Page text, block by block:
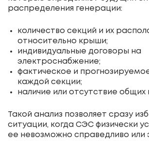
распределения генерации:
количество секций и их
относительно крыши;
индивидуальные договоры на
электроснабжение;
фактическое и
каждой секции;
наличие или отсутствие общих
Такой анализ позволяет сразу
ситуации, когда СЭС физически
ее невозможно справедливо или